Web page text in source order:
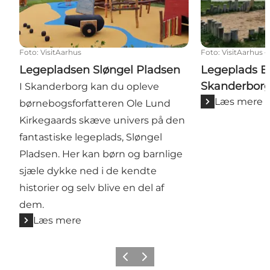
Foto: VisitAarhus
Legepladsen Sløngel Pladsen
I Skanderborg kan du opleve
børnebogsforfatteren Ole Lund
Kirkegaards skæve univers på den
fantastiske legeplads, Sløngel
Pladsen. Her kan børn og barnlige
sjæle dykke ned i de kendte
historier og selv blive en del af
dem.
Læs mere
Foto: VisitAarhus
Legeplads
Læs mere
Forrige billede
Næste billede